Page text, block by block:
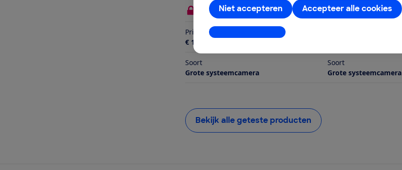
Accepteer alle cookies
Niet accepteren
Instellingen aanpassen
Bekijk test Bekijk test
Prijs
€ 1.525,-
Soort
Grote systeemcamera
Soort
Grote systeemcamera
Bekijk alle geteste producten